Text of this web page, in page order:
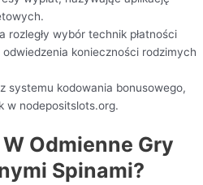
rozległy wybór technik płatności
konieczności rodzimych
systemu kodowania bonusowego,
w nodepositslots.org.
Odmienne Gry
Spinami?